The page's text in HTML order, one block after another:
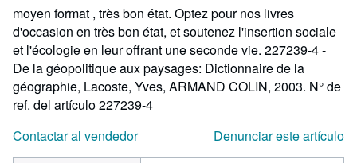
moyen format , très bon état. Optez pour nos livres
d'occasion en très bon état, et soutenez l'insertion sociale
et l'écologie en leur offrant une seconde vie. 227239-4 -
De la géopolitique aux paysages: Dictionnaire de la
géographie, Lacoste, Yves, ARMAND COLIN, 2003. N° de
ref. del artículo 227239-4
Contactar al vendedor
Denunciar este artículo